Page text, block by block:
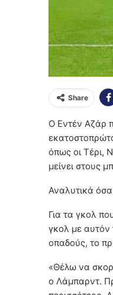
Share
Ο Εντέν Αζάρ
όπως οι Τέρι,
μείνει στους
Αναλυτικά όσα
Για τα γκολ
γκολ με αυτόν
οπαδούς, το
«Θέλω να
ο Λάμπαρντ.